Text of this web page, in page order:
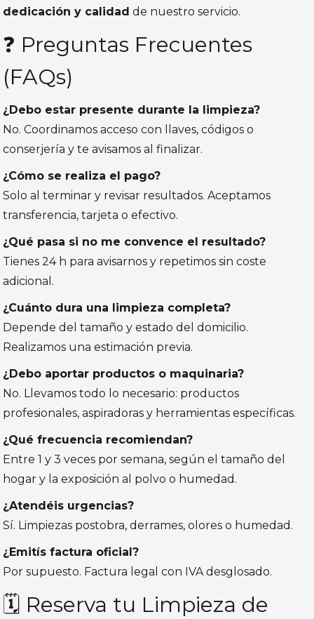
dedicación y calidad de nuestro servicio.
❓ Preguntas Frecuentes
(FAQs)
¿Debo estar presente durante la limpieza?
No. Coordinamos acceso con llaves, códigos o
conserjería y te avisamos al finalizar.
¿Cómo se realiza el pago?
Solo al terminar y revisar resultados. Aceptamos
transferencia, tarjeta o efectivo.
¿Qué pasa si no me convence el resultado?
Tienes 24 h para avisarnos y repetimos sin coste
adicional.
¿Cuánto dura una limpieza completa?
Depende del tamaño y estado del domicilio.
Realizamos una estimación previa.
¿Debo aportar productos o maquinaria?
No. Llevamos todo lo necesario: productos
profesionales, aspiradoras y herramientas específicas.
¿Qué frecuencia recomiendan?
Entre 1 y 3 veces por semana, según el tamaño del
hogar y la exposición al polvo o humedad.
¿Atendéis urgencias?
Sí. Limpiezas postobra, derrames, olores o humedad.
¿Emitís factura oficial?
Por supuesto. Factura legal con IVA desglosado.
🗓️ Reserva tu Limpieza de